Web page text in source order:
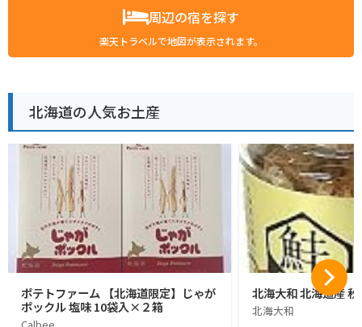
周辺の宿を探す
楽天トラベルで地図が表示されます。
北海道の人気お土産
ポテトファーム 【北海道限定】じゃが
ポックル 塩味 10袋入×２箱
北海大和 北海道産
北海大和